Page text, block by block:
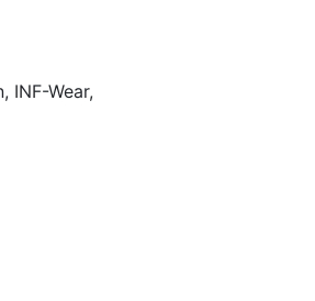
INF-Wear,